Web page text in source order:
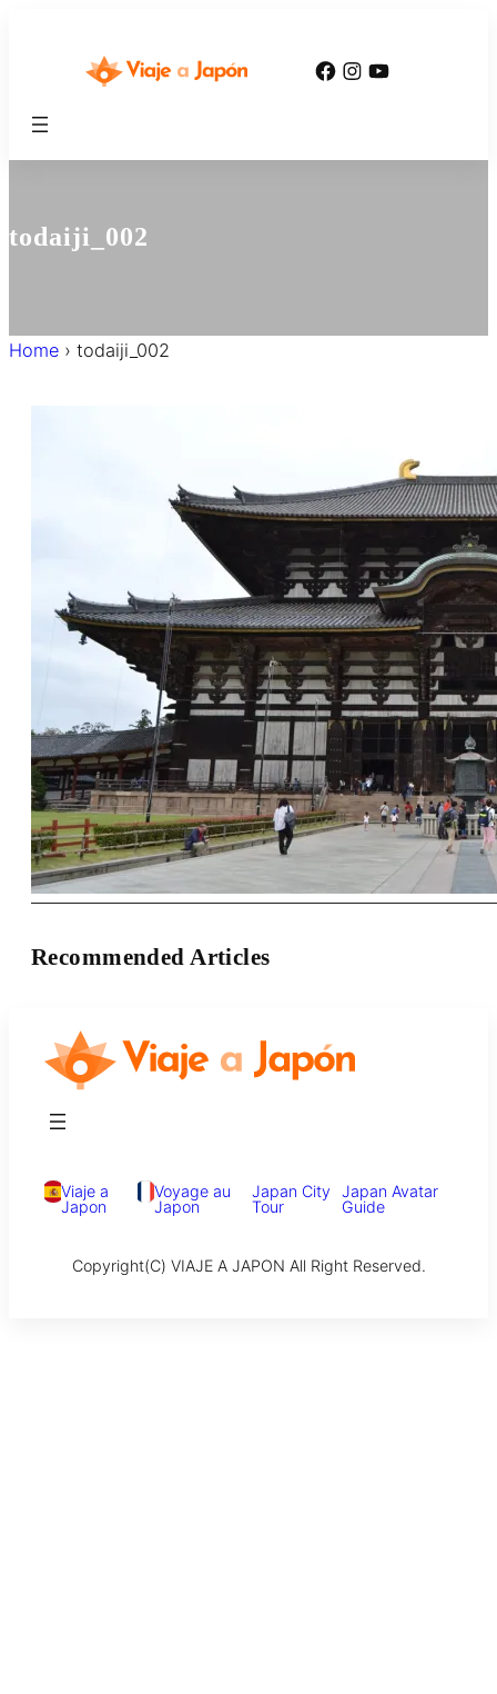
Facebook
Instagram
YouTube
todaiji_002
Home › todaiji_002
Recommended Articles
Viaje a
Japon
Voyage au
Japon
Japan City
Tour
Japan Avatar
Guide
Copyright(C) VIAJE A JAPON All Right Reserved.